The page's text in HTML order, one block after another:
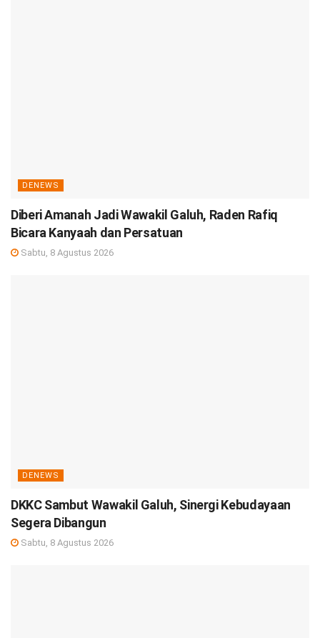
DENEWS
Diberi Amanah Jadi Wawakil Galuh, Raden Rafiq
Bicara Kanyaah dan Persatuan
Sabtu, 8 Agustus 2026
DENEWS
DKKC Sambut Wawakil Galuh, Sinergi Kebudayaan
Segera Dibangun
Sabtu, 8 Agustus 2026